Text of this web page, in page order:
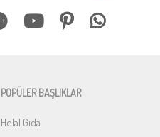
POPÜLER BAŞLIKLAR
Helal Gıda